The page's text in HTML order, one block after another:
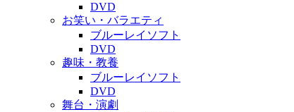
DVD
お笑い・バラエティ
ブルーレイソフト
DVD
趣味・教養
ブルーレイソフト
DVD
舞台・演劇